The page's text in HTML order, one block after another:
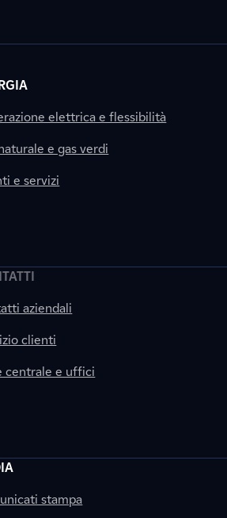
elettrica e flessibilità
e gas verdi
e servizi
aziendali
clienti
centrale e uffici
stampa